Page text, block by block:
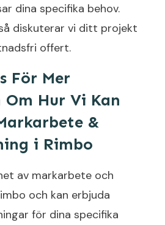
dina specifika behov.
diskuterar vi ditt projekt
offert.
För Mer
Hur Vi Kan
&
i Rimbo
av markarbete och
och kan erbjuda
för dina specifika